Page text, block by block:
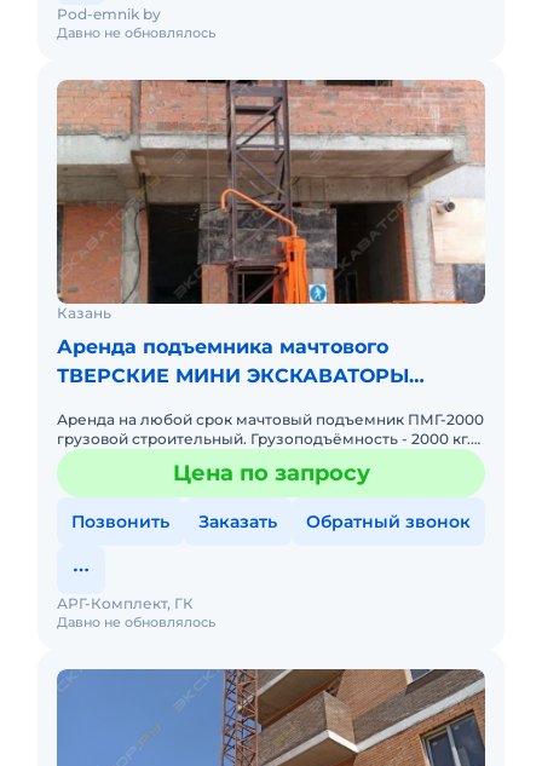
Давно не обновлялось
Pod-emnik by
Казань
Аренда подъемника мачтового
ТВЕРСКИЕ МИНИ ЭКСКАВАТОРЫ
Аренда на любой срок мачтовый подъемник ПМГ-2000
грузовой строительный. Грузоподъёмность - 2000 кг.
Высота подъема - до 100 метров! Размеры грузовой
платформы,
Цена по запросу
Позвонить Заказать Обратный звонок
Давно не обновлялось
АРГ-Комплект, ГК